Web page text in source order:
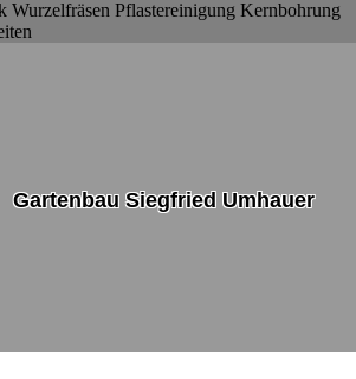
Wurzelfräsen Pflastereinigung Kernbohrung
Gartenbau Siegfried Umhauer